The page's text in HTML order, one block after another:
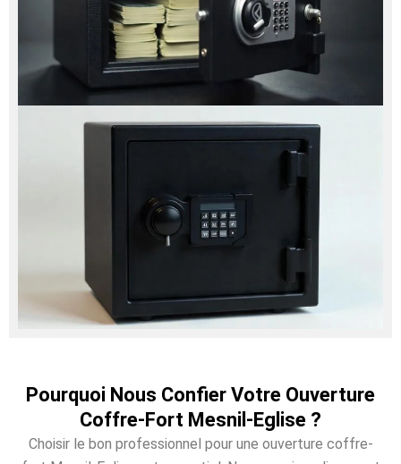
Pourquoi Nous Confier Votre Ouverture
Coffre-Fort Mesnil-Eglise ?
Choisir le bon professionnel pour une ouverture coffre-